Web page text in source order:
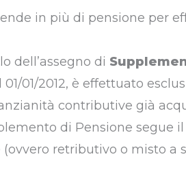
in più di pensione per
dell’assegno di
01/2012, è effettuato
contributive già
di Pensione segue
retributivo o misto a